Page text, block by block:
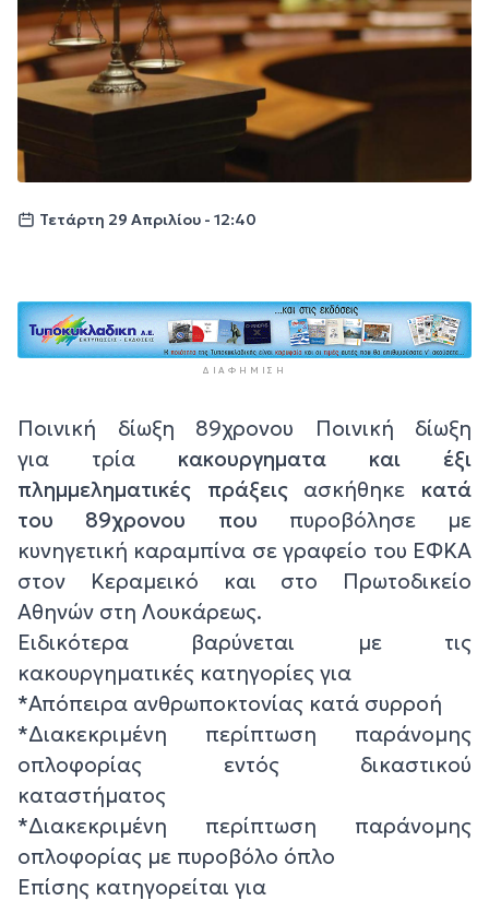
Τετάρτη 29 Απριλίου - 12:40
ΔΙΑΦΉΜΙΣΗ
Ποινική δίωξη 89χρονου Ποινική δίωξη
για τρία κακουργηματα και έξι
πλημμεληματικές πράξειςασκήθηκε κατά
του 89χρονου που πυροβόλησε με
κυνηγετική καραμπίνα σε γραφείο του ΕΦΚΑ
στον Κεραμεικό και στο Πρωτοδικείο
Αθηνών στη Λουκάρεως.
Ειδικότερα βαρύνεται με τις
κακουργηματικές κατηγορίες για
*Απόπειρα ανθρωποκτονίας κατά συρροή
*Διακεκριμένη περίπτωση παράνομης
οπλοφορίας εντός δικαστικού
καταστήματος
*Διακεκριμένη περίπτωση παράνομης
οπλοφορίας με πυροβόλο όπλο
Επίσης κατηγορείται για